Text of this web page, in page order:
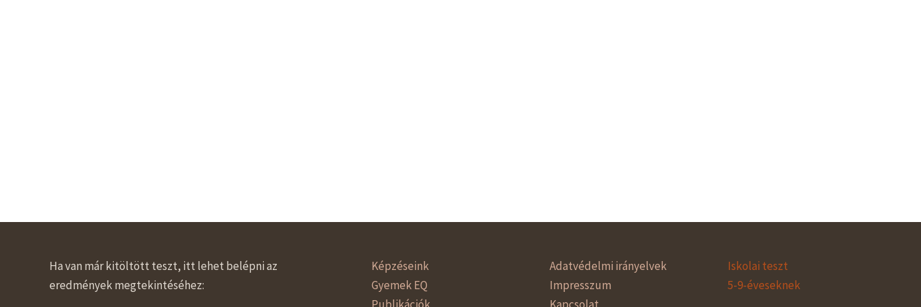
Ha van már kitöltött teszt, itt lehet belépni az
eredmények megtekintéséhez:
Képzéseink
Gyemek EQ
Adatvédelmi irányelvek
Impresszum
Iskolai teszt
5-9-éveseknek